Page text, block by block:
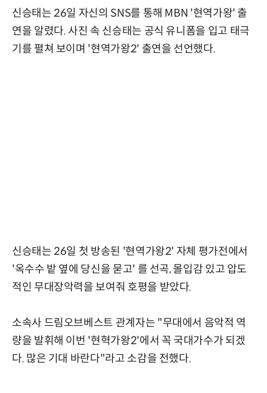
신승태는 26일 자신의 SNS를 통해 MBN '현역가왕' 출
연을 알렸다. 사진 속 신승태는 공식 유니폼을 입고 태극
기를 펼쳐 보이며 '현역가왕2' 출연을 선언했다.
신승태는 26일 첫 방송된 '현역가왕2' 자체 평가전에서
'옥수수 밭 옆에 당신을 묻고' 를 선곡, 몰입감 있고 압도
적인 무대장악력을 보여줘 호평을 받았다.
소속사 드림오브베스트 관계자는 "무대에서 음악적 역
량을 발휘해 이번 '현혁가왕2'에서 꼭 국대가수가 되겠
다. 많은 기대 바란다"라고 소감을 전했다.